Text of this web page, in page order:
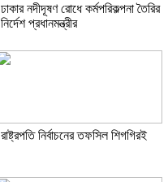
ঢাকার নদীদূষণ রোধে কর্মপরিকল্পনা তৈরির
নির্দেশ প্রধানমন্ত্রীর
রাষ্ট্রপতি নির্বাচনের তফসিল শিগগিরই